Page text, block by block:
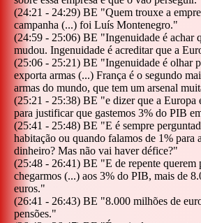
(24:21 - 24:29) BE "Quem trouxe a
campanha (...) foi Luís Montenegro."
(24:59 - 25:06) BE "Ingenuidade é achar
mudou. Ingenuidade é acreditar que a
(25:06 - 25:21) BE "Ingenuidade é olhar
exporta armas (...) França é o segundo
armas do mundo, que tem um arsenal
(25:21 - 25:38) BE "e dizer que a Europa
para justificar que gastemos 3% do PIB
(25:41 - 25:48) BE "E é sempre
habitação ou quando falamos de 1% para
dinheiro? Mas não vai haver défice?"
(25:48 - 26:41) BE "E de repente querem
chegarmos (...) aos 3% do PIB, mais de
euros."
(26:41 - 26:43) BE "8.000 milhões de
pensões."